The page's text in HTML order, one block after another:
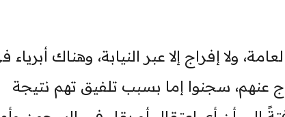
ولا إفراج إلا عبر النيابة، وهناك أبرياء
عنهم، سجنوا إما بسبب تلفيق تهم نتيجة